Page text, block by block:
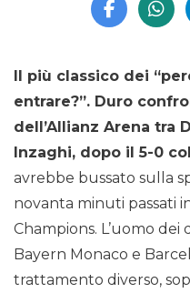
Il più classico dei
entrare?”. Duro
dell’Allianz Arena tra
Inzaghi, dopo il 5-0
avrebbe bussato sulla
novanta minuti passati
Champions. L’uomo
Bayern Monaco e
trattamento diverso,